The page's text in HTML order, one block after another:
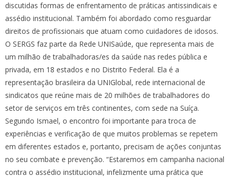
discutidas formas de enfrentamento de práticas antissindicais e
assédio institucional. Também foi abordado como resguardar
direitos de profissionais que atuam como cuidadores de idosos.
O SERGS faz parte da Rede UNISaúde, que representa mais de
um milhão de trabalhadoras/es da saúde nas redes pública e
privada, em 18 estados e no Distrito Federal. Ela é a
representação brasileira da UNIGlobal, rede internacional de
sindicatos que reúne mais de 20 milhões de trabalhadores do
setor de serviços em três continentes, com sede na Suíça.
Segundo Ismael, o encontro foi importante para troca de
experiências e verificação de que muitos problemas se repetem
em diferentes estados e, portanto, precisam de ações conjuntas
no seu combate e prevenção. “Estaremos em campanha nacional
contra o assédio institucional, infelizmente uma prática que